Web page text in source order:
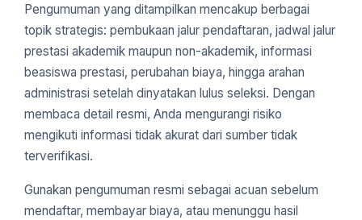
Pengumuman yang ditampilkan mencakup berbagai
topik strategis: pembukaan jalur pendaftaran, jadwal jalur
prestasi akademik maupun non-akademik, informasi
beasiswa prestasi, perubahan biaya, hingga arahan
administrasi setelah dinyatakan lulus seleksi. Dengan
membaca detail resmi, Anda mengurangi risiko
mengikuti informasi tidak akurat dari sumber tidak
terverifikasi.
Gunakan pengumuman resmi sebagai acuan sebelum
mendaftar, membayar biaya, atau menunggu hasil